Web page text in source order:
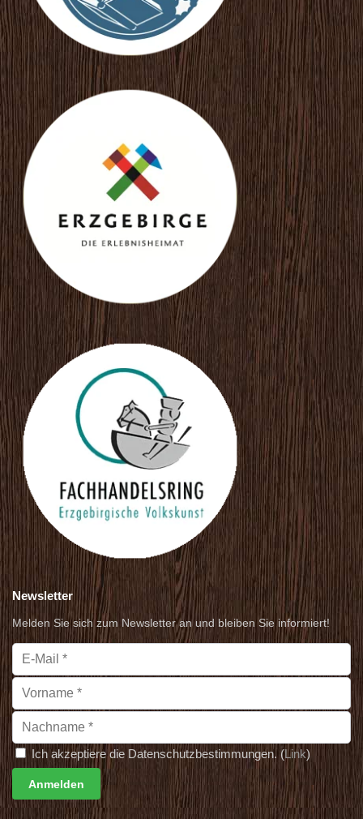
Newsletter
Melden Sie sich zum Newsletter an und bleiben Sie informiert!
Ich akzeptiere die Datenschutzbestimmungen. (Link)